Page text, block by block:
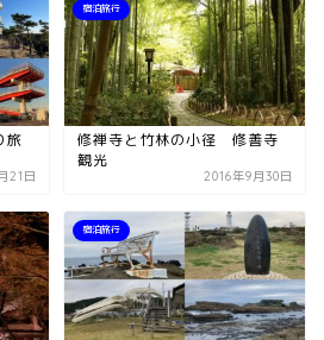
旅
21日
宿泊旅行
修禅寺と竹林の小径 修善寺
観光
2016年9月30日
宿泊旅行